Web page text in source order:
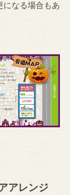
なる場合もあ
アレンジ